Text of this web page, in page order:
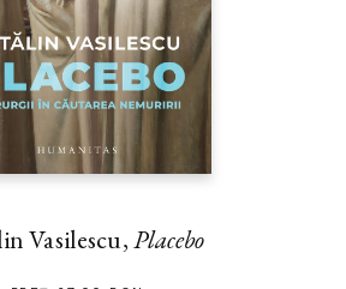
Vasilescu,Placebo